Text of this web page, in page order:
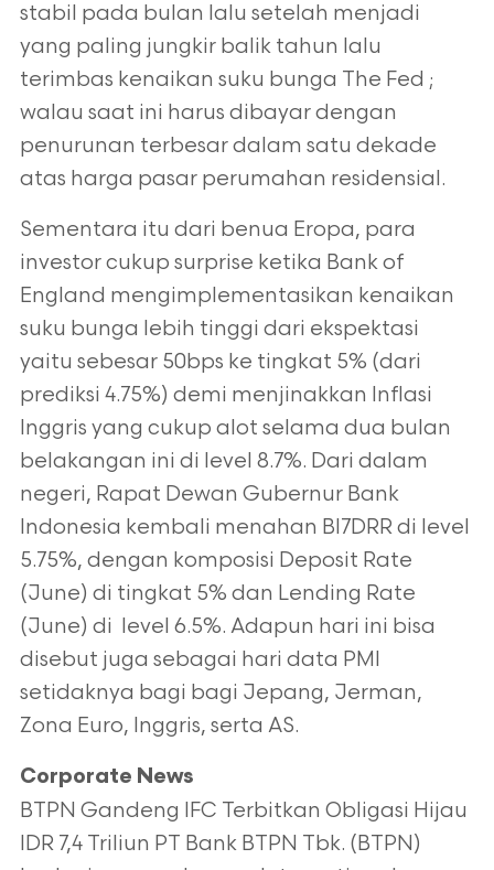
stabil pada bulan lalu setelah menjadi
yang paling jungkir balik tahun lalu
terimbas kenaikan suku bunga The Fed ;
walau saat ini harus dibayar dengan
penurunan terbesar dalam satu dekade
atas harga pasar perumahan residensial.
Sementara itu dari benua Eropa, para
investor cukup surprise ketika Bank of
England mengimplementasikan kenaikan
suku bunga lebih tinggi dari ekspektasi
yaitu sebesar 50bps ke tingkat 5% (dari
prediksi 4.75%) demi menjinakkan Inflasi
Inggris yang cukup alot selama dua bulan
belakangan ini di level 8.7%. Dari dalam
negeri, Rapat Dewan Gubernur Bank
Indonesia kembali menahan BI7DRR di level
5.75%, dengan komposisi Deposit Rate
(June) di tingkat 5% dan Lending Rate
(June) di level 6.5%. Adapun hari ini bisa
disebut juga sebagai hari data PMI
setidaknya bagi bagi Jepang, Jerman,
Zona Euro, Inggris, serta AS.
Corporate News
BTPN Gandeng IFC Terbitkan Obligasi Hijau
IDR 7,4 Triliun PT Bank BTPN Tbk. (BTPN)